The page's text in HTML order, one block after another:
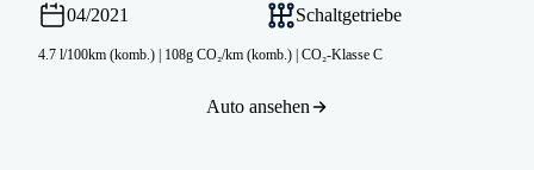
04/2021 Schaltgetriebe
4.7 l/100km (komb.) | 108g CO₂/km (komb.) | CO₂-Klasse C
Auto ansehen